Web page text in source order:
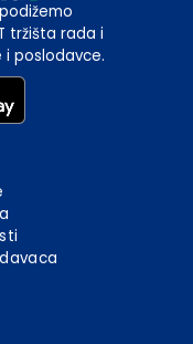
tržišta rada i
poslodavce.